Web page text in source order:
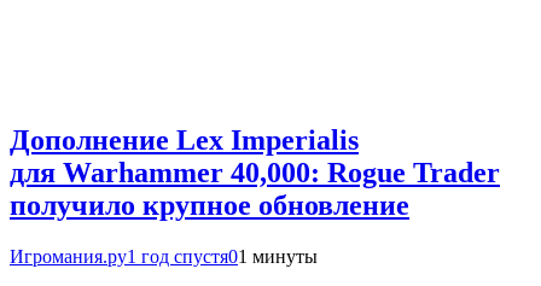
Дополнение Lex Imperialis
для Warhammer 40,000: Rogue Trader
получило крупное обновление
Игромания.ру1 год спустя01 минуты